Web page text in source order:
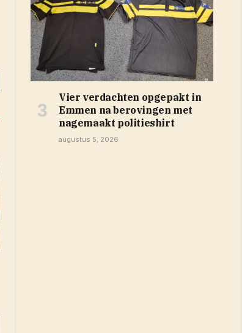
Vier verdachten opgepakt in
Emmen na berovingen met
nagemaakt politieshirt
augustus 5, 2026